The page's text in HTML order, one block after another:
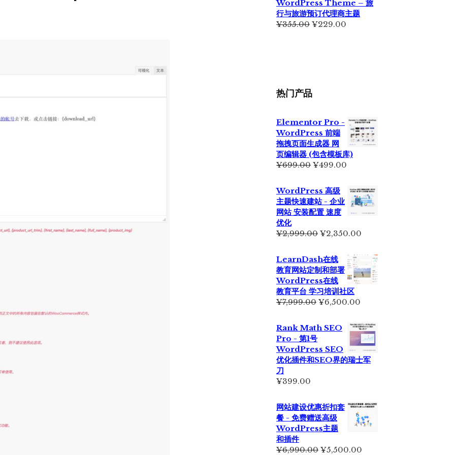
WordPress Theme – 旅
行与旅游预订代理商主题
¥355.00 原
¥229.00
热门产品
Elementor Pro -
WordPress 前端
拖拽页面生成器 网
页编辑器 (包含模板库)
¥699.00 原
为：
¥699.00。
¥499.00
格
为：
WordPress 高级
主题快速建站 - 企业
网站 安装配置 速度
优化
¥2,999.00 原
为：
¥2,999.00。
¥2,350.00
价
格
为：
LearnDash在线
教育网站定制和部署
WordPress在线
教育平台 学习培训社区
¥7,999.00 原
为：
¥7,999.00。
¥6,500.00
价
格
为：
¥6,500.00。
Rank Math SEO
Pro - 第1号
WordPress SEO
优化插件和SEO界的瑞士军
刀
¥399.00
网站建设优惠折扣套
餐 - 免费赠送高级
WordPress主题
和插件
¥6,990.00 原
¥5,500.00